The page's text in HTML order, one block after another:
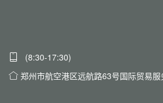
(8:30-17:30)
郑州市航空港区远航路63号国际贸易